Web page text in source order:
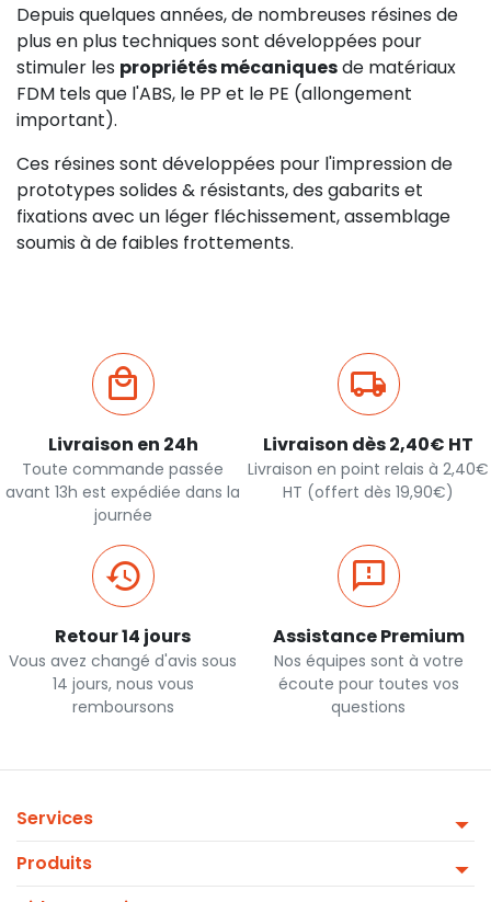
Depuis quelques années, de nombreuses résines de
plus en plus techniques sont développées pour
stimuler les propriétés mécaniquesde matériaux
FDM tels que l'ABS, le PP et le PE (allongement
important).
Ces résines sont développées pour l'impression de
prototypes solides & résistants, des gabarits et
fixations avec un léger fléchissement, assemblage
soumis à de faibles frottements.
Livraison en 24h
Toute commande passée
avant 13h est expédiée dans la
journée
Livraison dès 2,40€ HT
Livraison en point relais à 2,40€
HT (offert dès 19,90€)
Retour 14 jours
Vous avez changé d'avis sous
14 jours, nous vous
remboursons
Assistance Premium
Nos équipes sont à votre
écoute pour toutes vos
questions
Services
Produits